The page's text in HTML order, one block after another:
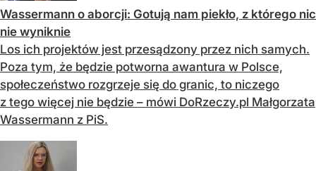
Wassermann o aborcji: Gotują nam piekło, z którego nic
nie wyniknie
Los ich projektów jest przesądzony przez nich samych.
Poza tym, że będzie potworna awantura w Polsce,
społeczeństwo rozgrzeje się do granic, to niczego
z tego więcej nie będzie – mówi DoRzeczy.pl Małgorzata
Wassermann z PiS.